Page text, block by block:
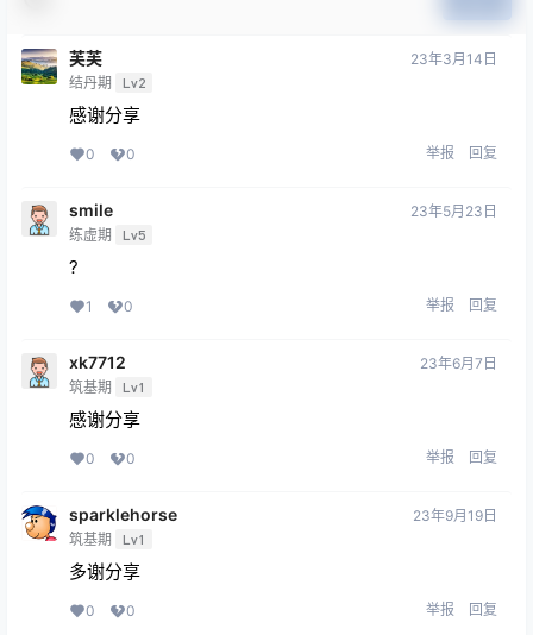
芙芙
结丹期 Lv2
23年3月14日
感谢分享
0 0 举报 回复
smile
练虚期 Lv5
23年5月23日
?
1 0 举报 回复
xk7712
筑基期 Lv1
23年6月7日
感谢分享
0 0 举报 回复
sparklehorse
筑基期 Lv1
23年9月19日
多谢分享
0 0 举报 回复